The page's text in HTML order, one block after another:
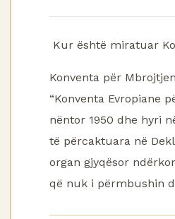
Kur është miratuar
Konventa për
“Konventa Evropiane
nëntor 1950 dhe hyri
të përcaktuara në
organ gjyqësor
që nuk i përmbushin